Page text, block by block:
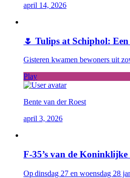
april 14, 2026
🌷 Tulips at Schiphol:
Gisteren kwamen bewoners uit
Play
Bente van der Roest
april 3, 2026
F-35’s van de
Op dinsdag 27 en woensdag 28